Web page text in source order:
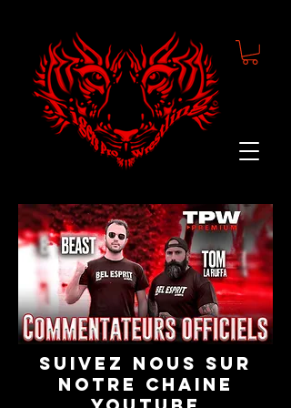
suivez nous sur
notre chaine